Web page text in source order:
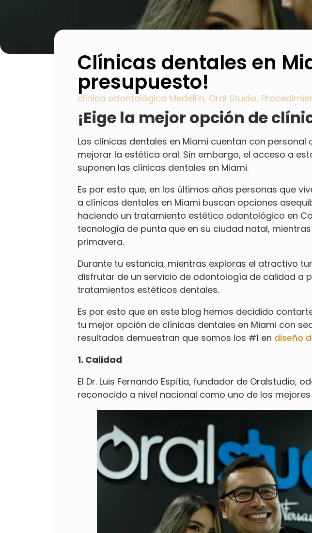
Clínicas dentales en
presupuesto!
clínica odontológica Medellín, Oral Studio,
¡Eige la mejor opción de
Las clínicas dentales en Miami cuentan con
mejorar la estética oral. Sin embargo, el acceso a
suponen las clínicas dentales en Miami.
Es por esto que, en los últimos años personas que
a clínicas dentales en Miami buscan opciones
haciendo un tratamiento estético odontológico en
tecnología de punta que en su ciudad natal,
primavera.
Durante tu estancia, mientras exploras el atractivo
disfrutar de un servicio de odontología de calidad a
tratamientos estéticos dentales.
Es por esto que en este blog hemos decidido
tu mejor opción de clínicas dentales en Miami con
resultados demuestran que somos los #1 en diseño
1. Calidad
El Dr. Luis Fernando Espitia, fundador de Oralstudio,
reconocido a nivel nacional como uno de los